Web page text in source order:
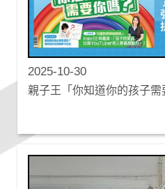
2025-10-30
親子王「你知道你的孩子需